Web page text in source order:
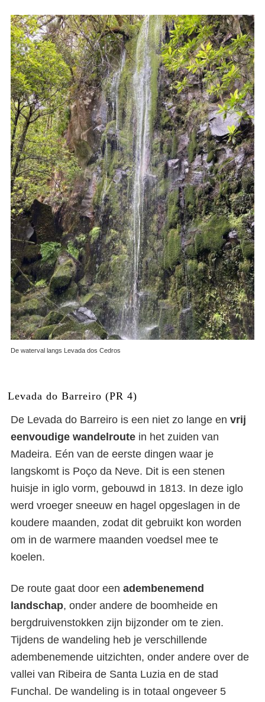
De waterval langs Levada dos Cedros
Levada do Barreiro (PR 4)
De Levada do Barreiro is een niet zo lange en vrij
eenvoudige wandelroute in het zuiden van
Madeira. Eén van de eerste dingen waar je
langskomt is Poço da Neve. Dit is een stenen
huisje in iglo vorm, gebouwd in 1813. In deze iglo
werd vroeger sneeuw en hagel opgeslagen in de
koudere maanden, zodat dit gebruikt kon worden
om in de warmere maanden voedsel mee te
koelen.
De route gaat door een adembenemend
landschap, onder andere de boomheide en
bergdruivenstokken zijn bijzonder om te zien.
Tijdens de wandeling heb je verschillende
adembenemende uitzichten, onder andere over de
vallei van Ribeira de Santa Luzia en de stad
Funchal. De wandeling is in totaal ongeveer 5